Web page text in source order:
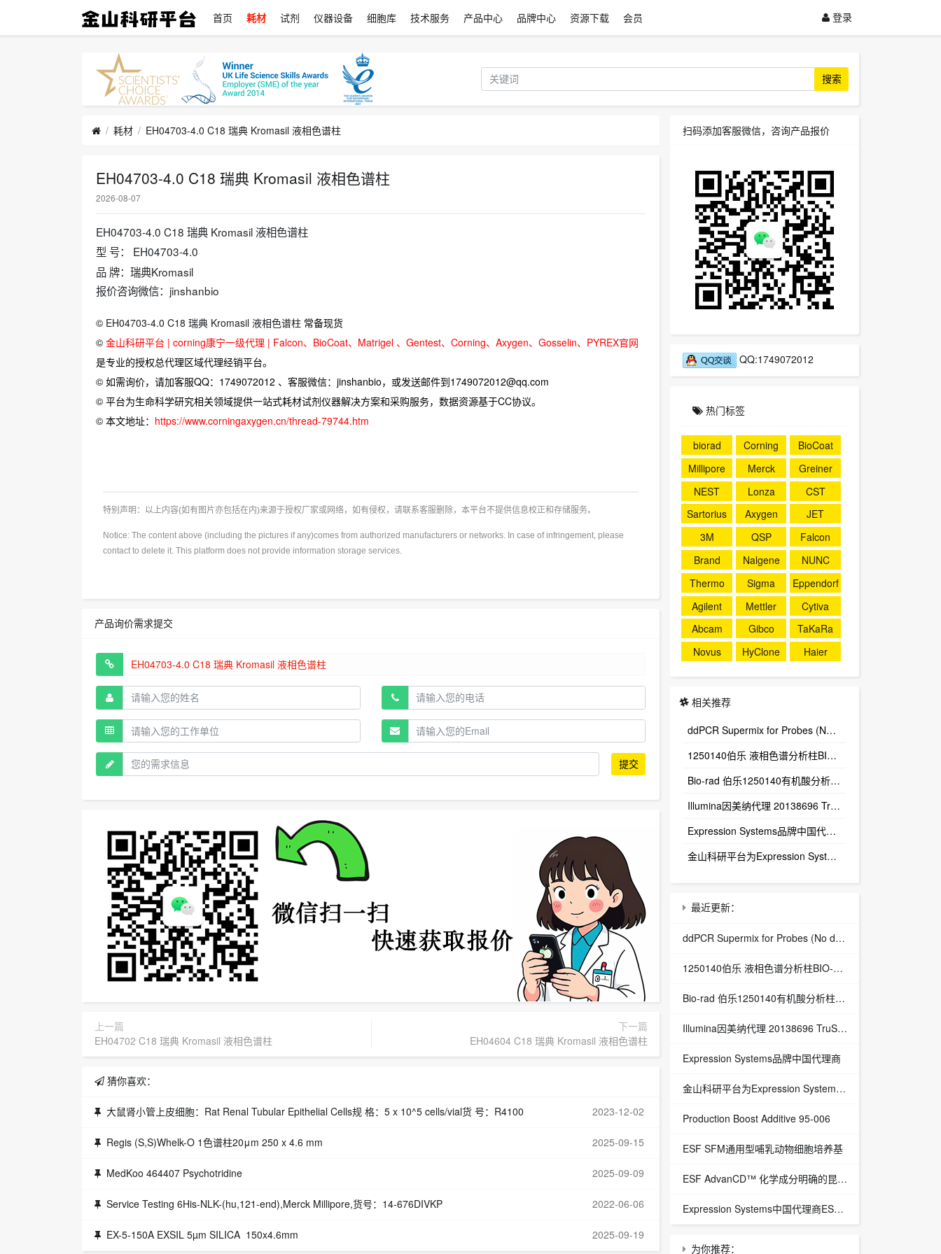
首页 耗材 试剂 仪器设备 细胞库 技术服务 产品中心 品牌中心 资源下载 会员 登录
搜索
耗材 EH04703-4.0 C18 瑞典 Kromasil 液相色谱柱
EH04703-4.0 C18 瑞典 Kromasil 液相色谱柱
2026-08-07
EH04703-4.0 C18 瑞典 Kromasil 液相色谱柱
型 号： EH04703-4.0
品 牌：瑞典Kromasil
报价咨询微信：jinshanbio
© EH04703-4.0 C18 瑞典 Kromasil 液相色谱柱 常备现货
© 金山科研平台 | corning康宁一级代理 | Falcon、BioCoat、Matrigel 、Gentest、Corning、Axygen、Gosselin、PYREX官网
是专业的授权总代理区域代理经销平台。
© 如需询价，请加客服QQ：1749072012 、客服微信：jinshanbio，或发送邮件到1749072012@qq.com
© 平台为生命科学研究相关领域提供一站式耗材试剂仪器解决方案和采购服务，数据资源基于CC协议。
© 本文地址： https://www.corningaxygen.cn/thread-79744.htm
特别声明：以上内容(如有图片亦包括在内)来源于授权厂家或网络，如有侵权，请联系客服删除，本平台不提供信息校正和存储服务。
Notice: The content above (including the pictures if any)comes from authorized manufacturers or networks. In case of infringement, please
contact to delete it. This platform does not provide information storage services.
产品询价需求提交
提交
上一篇
EH04702 C18 瑞典 Kromasil 液相色谱柱
下一篇
EH04604 C18 瑞典 Kromasil 液相色谱柱
猜你喜欢：
大鼠肾小管上皮细胞：Rat Renal Tubular Epithelial Cells规 格：5 x 10^5 cells/vial货 号：R4100 2023-12-02
Regis (S,S)Whelk-O 1色谱柱20μm 250 x 4.6 mm 2025-09-15
MedKoo 464407 Psychotridine 2025-09-09
Service Testing 6His-NLK-(hu,121-end),Merck Millipore,货号：14-676DIVKP 2022-06-06
EX-5-150A EXSIL 5µm SILICA 150x4.6mm 2025-09-19
扫码添加客服微信，咨询产品报价
QQ:1749072012
热门标签
biorad Corning
BioCoat
Millipore
Merck
Greiner
NEST
Lonza
CST
Sartorius
Axygen
JET
3M
QSP
Falcon
Brand
Nalgene
NUNC
Thermo
Sigma
Eppendorf
Agilent
Mettler
Cytiva
Abcam
Gibco
TaKaRa
Novus
HyClone Haier
相关推荐
ddPCR Supermix for Probes (No dUTP) 1863024
1250140伯乐 液相色谱分析柱BIO-RAD Aminex HPX-87H Column
Bio-rad 伯乐1250140有机酸分析柱 1250129保护柱芯 1250131保护柱套
‌Illumina因美纳代理 20138696 TruSight™ Oncology 500 v2 DNA Kit plus Illumina Connected Insights (48 samples)
Expression Systems品牌中国代理商
金山科研平台为Expression Systems（ES）中国独家代理商
最近更新：
ddPCR Supermix for Probes (No dUTP) 1863024
1250140伯乐 液相色谱分析柱BIO-RAD Aminex HPX-87H Column
Bio-rad 伯乐1250140有机酸分析柱 1250129保护柱芯 1250131保护柱套
‌Illumina因美纳代理 20138696 TruSight™ Oncology 500 v2 DNA Kit plus Illumina Connected Insights (48 samples)
Expression Systems品牌中国代理商
金山科研平台为Expression Systems（ES）中国独家代理商
Production Boost Additive 95-006
ESF SFM通用型哺乳动物细胞培养基
ESF AdvanCD™ 化学成分明确的昆虫细胞培养基
Expression Systems中国代理商ESF 921™昆虫细胞培养基
为你推荐：